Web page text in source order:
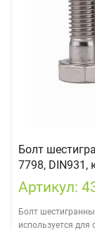
Болт
7798, DIN931,
Артикул:
Болт
используется для